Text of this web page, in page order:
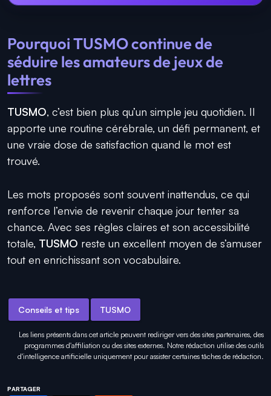
Pourquoi TUSMO continue de
séduire les amateurs de jeux de
lettres
TUSMO, c’est bien plus qu’un simple jeu quotidien. Il
apporte une routine cérébrale, un défi permanent, et
une vraie dose de satisfaction quand le mot est
trouvé.
Les mots proposés sont souvent inattendus, ce qui
renforce l’envie de revenir chaque jour tenter sa
chance. Avec ses règles claires et son accessibilité
totale, TUSMO reste un excellent moyen de s’amuser
tout en enrichissant son vocabulaire.
Conseils et tips TUSMO
Les liens présents dans cet article peuvent rediriger vers des sites partenaires, des
programmes d'affiliation ou des sites externes. Notre rédaction utilise des outils
d'intelligence artificielle uniquement pourassister certaines tâches de rédaction.
PARTAGER